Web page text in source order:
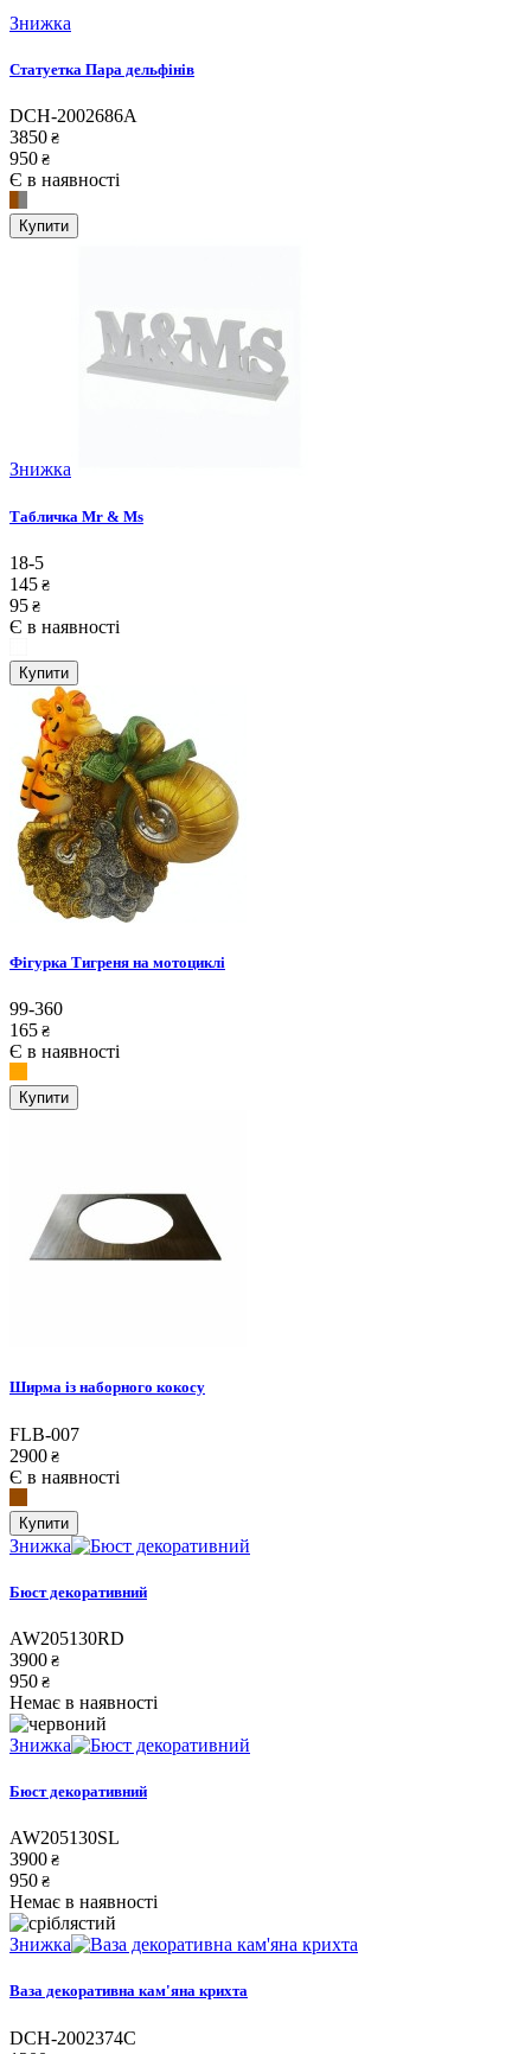
Знижка
Статуетка Пара дельфінів
DCH-2002686A
3850 ₴
950 ₴
Є в наявності
Купити
Знижка
Табличка Mr & Ms
18-5
145 ₴
95 ₴
Є в наявності
Купити
Фігурка Тигреня на мотоциклі
99-360
165 ₴
Є в наявності
Купити
Ширма із наборного кокосу
FLB-007
2900 ₴
Є в наявності
Купити
Знижка
Бюст декоративний
AW205130RD
3900 ₴
950 ₴
Немає в наявності
Знижка
Бюст декоративний
AW205130SL
3900 ₴
950 ₴
Немає в наявності
Знижка
Ваза декоративна кам'яна крихта
DCH-2002374C